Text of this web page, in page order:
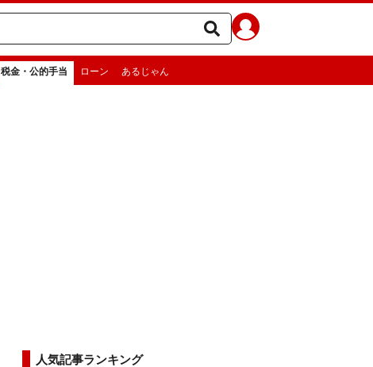
税金・公的手当 ローン あるじゃん
人気記事ランキング